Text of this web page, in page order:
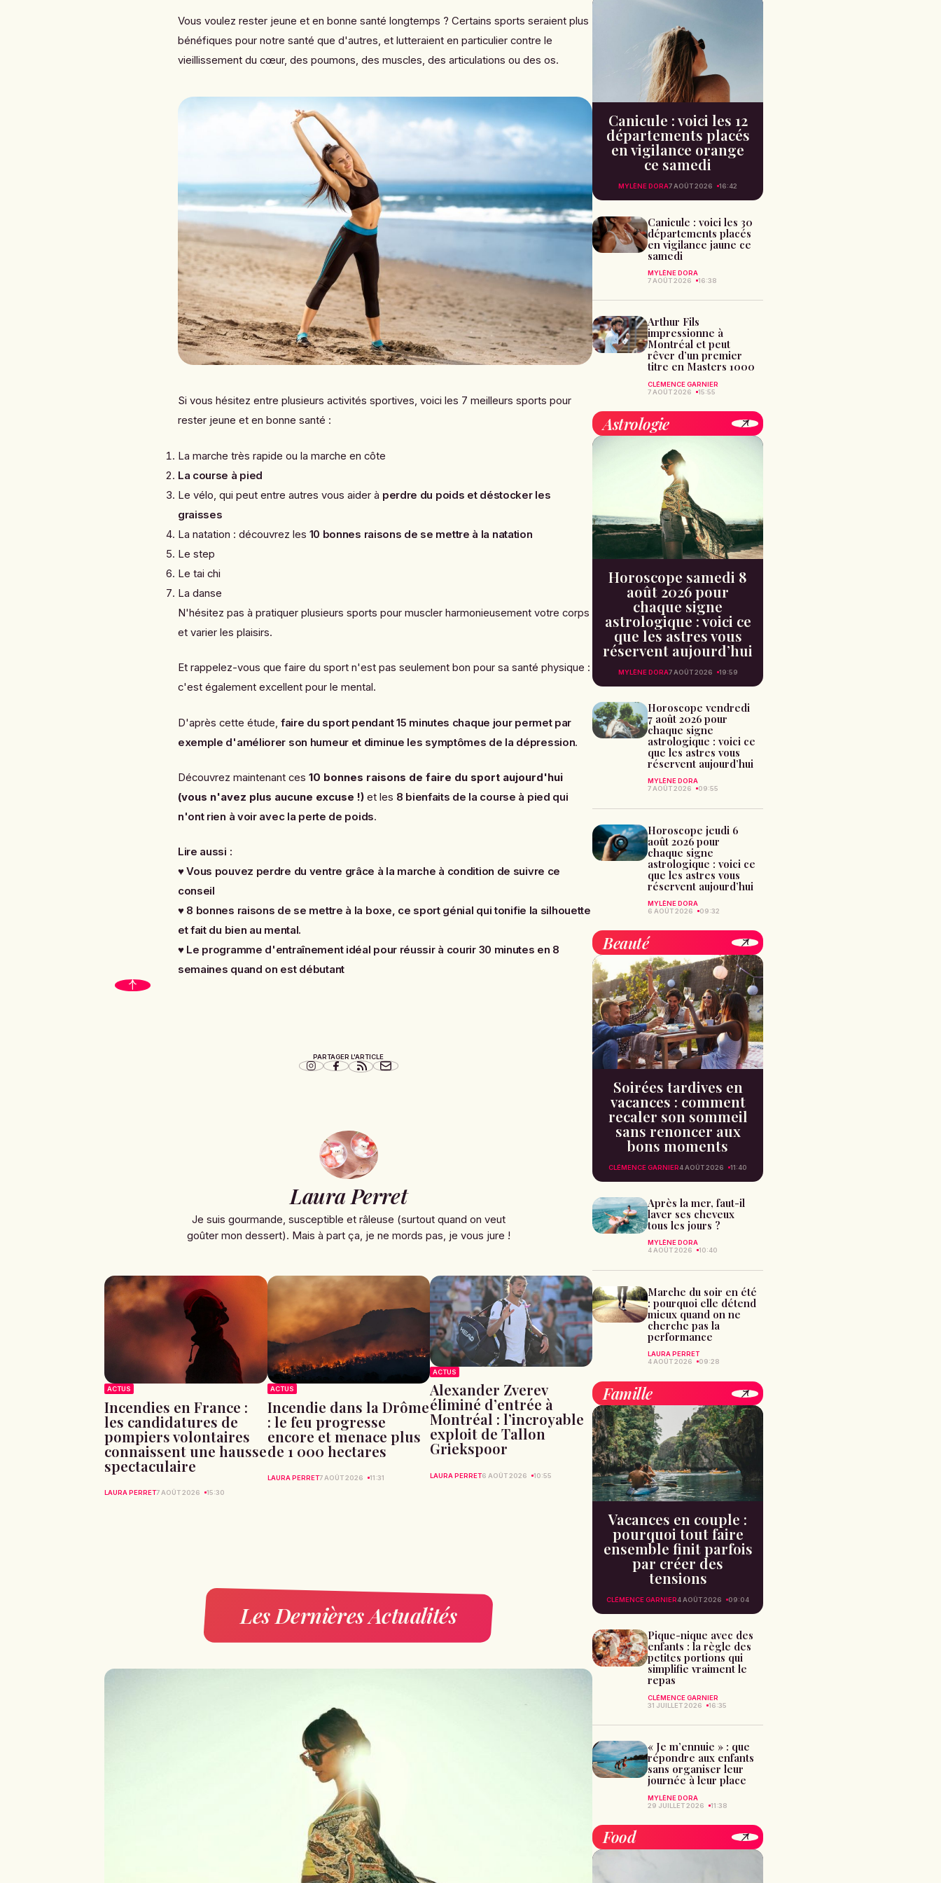
Vous voulez rester jeune et en bonne santé longtemps ? Certains sports seraient plus
bénéfiques pour notre santé que d'autres, et lutteraient en particulier contre le
vieillissement du cœur, des poumons, des muscles, des articulations ou des os.
Si vous hésitez entre plusieurs activités sportives, voici les 7 meilleurs sports pour
rester jeune et en bonne santé :
La marche très rapide ou la marche en côte
La course à pied
Le vélo, qui peut entre autres vous aider à perdre du poids et déstocker les
graisses
La natation : découvrez les 10 bonnes raisons de se mettre à la natation
Le step
Le tai chi
La danse
N'hésitez pas à pratiquer plusieurs sports pour muscler harmonieusement votre corps
et varier les plaisirs.
Et rappelez-vous que faire du sport n'est pas seulement bon pour sa santé physique :
c'est également excellent pour le mental.
D'après cette étude, faire du sport pendant 15 minutes chaque jour permet par
exemple d'améliorer son humeur et diminue les symptômes de la dépression.
Découvrez maintenant ces 10 bonnes raisons de faire du sport aujourd'hui
(vous n'avez plus aucune excuse !)et les 8 bienfaits de la course à pied qui
n'ont rien à voir avec la perte de poids.
Lire aussi :
♥ Vous pouvez perdre du ventre grâce à la marche à condition de suivre ce
conseil
♥ 8 bonnes raisons de se mettre à la boxe, ce sport génial qui tonifie la silhouette
et fait du bien au mental .
♥ Le programme d'entraînement idéal pour réussir à courir 30 minutes en 8
semaines quand on est débutant
PARTAGER L'ARTICLE
Laura Perret
Je suis gourmande, susceptible et râleuse (surtout quand on veut
goûter mon dessert). Mais à part ça, je ne mords pas, je vous jure !
ACTUS
Incendies en France :
les candidatures de
pompiers volontaires
connaissent une hausse
spectaculaire
LAURA PERRET7 AOÛT 2026 15:30
ACTUS
Incendie dans la Drôme
: le feu progresse
encore et menace plus
de 1 000 hectares
LAURA PERRET7 AOÛT 2026 11:31
ACTUS
Alexander Zverev
éliminé d’entrée à
Montréal : l’incroyable
exploit de Tallon
Griekspoor
LAURA PERRET6 AOÛT 2026 10:55
Les Dernières Actualités
Canicule : voici les 12
départements placés
en vigilance orange
ce samedi
MYLÈNE DORA7 AOÛT 2026 16:42
Canicule : voici les 30
départements placés
en vigilance jaune ce
samedi
MYLÈNE DORA
7 AOÛT 2026
16:38
Arthur Fils
impressionne à
Montréal et peut
rêver d’un premier
titre en Masters 1000
CLÉMENCE GARNIER
7 AOÛT 2026
15:55
Astrologie
Horoscope samedi 8
août 2026 pour
chaque signe
astrologique : voici ce
que les astres vous
réservent aujourd’hui
MYLÈNE DORA7 AOÛT 2026 19:59
Horoscope vendredi
7 août 2026 pour
chaque signe
astrologique : voici ce
que les astres vous
réservent aujourd’hui
MYLÈNE DORA
7 AOÛT 2026
09:55
Horoscope jeudi 6
août 2026 pour
chaque signe
astrologique : voici ce
que les astres vous
réservent aujourd’hui
MYLÈNE DORA
6 AOÛT 2026
09:32
Beauté
Soirées tardives en
vacances : comment
recaler son sommeil
sans renoncer aux
bons moments
CLÉMENCE GARNIER4 AOÛT 2026 11:40
Après la mer, faut-il
laver ses cheveux
tous les jours ?
MYLÈNE DORA
4 AOÛT 2026
10:40
Marche du soir en été
: pourquoi elle détend
mieux quand on ne
cherche pas la
performance
LAURA PERRET
4 AOÛT 2026
09:28
Famille
Vacances en couple :
pourquoi tout faire
ensemble finit parfois
par créer des
tensions
CLÉMENCE GARNIER4 AOÛT 2026 09:04
Pique-nique avec des
enfants : la règle des
petites portions qui
simplifie vraiment le
repas
CLÉMENCE GARNIER
31 JUILLET 2026
16:35
« Je m’ennuie » : que
répondre aux enfants
sans organiser leur
journée à leur place
MYLÈNE DORA
29 JUILLET 2026
11:38
Food